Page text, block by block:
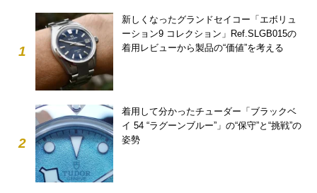
1
新しくなったグランドセイコー「エボリュ
ーション9 コレクション」Ref.SLGB015の
着用レビューから製品の“価値”を考える
2
着用して分かったチューダー「ブラックベ
イ 54 “ラグーンブルー”」の“保守”と“挑戦”の
姿勢